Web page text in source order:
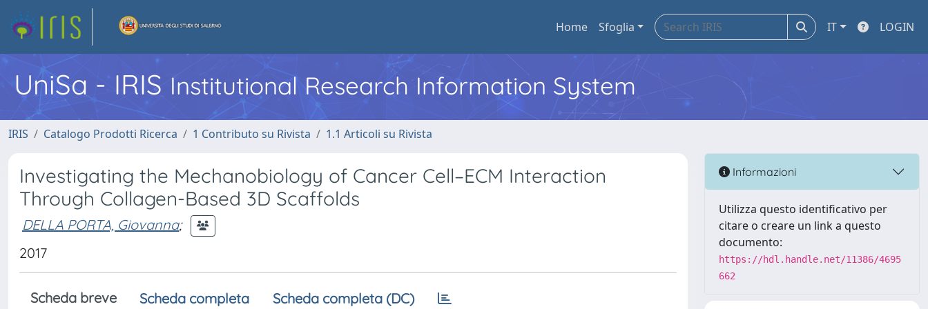
Home Sfoglia IT LOGIN
UniSa - IRIS Institutional Research Information System
IRIS Catalogo Prodotti Ricerca 1 Contributo su Rivista 1.1 Articoli su Rivista
Investigating the Mechanobiology of Cancer Cell–ECM Interaction
Through Collagen-Based 3D Scaffolds
DELLA PORTA, Giovanna;
2017
Scheda breve Scheda completa Scheda completa (DC)
Informazioni
Utilizza questo identificativo per
citare o creare un link a questo
documento:
https://hdl.handle.net/11386/4695
662